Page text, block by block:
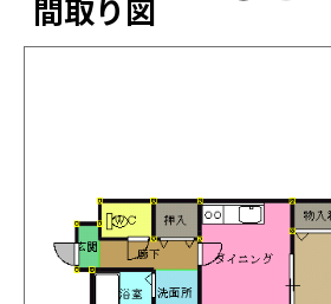
間取り図